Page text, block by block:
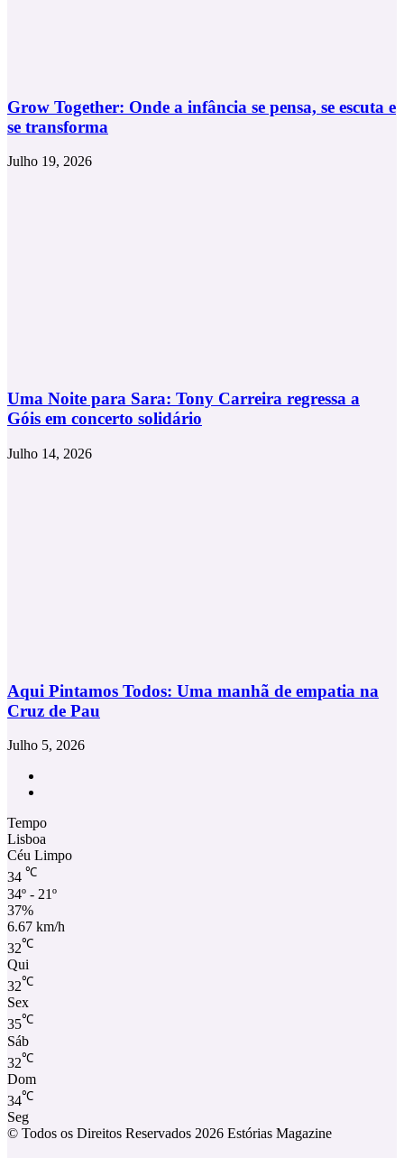
Grow Together: Onde a infância se pensa, se escuta e
se transforma
Julho 19, 2026
Uma Noite para Sara: Tony Carreira regressa a
Góis em concerto solidário
Julho 14, 2026
Aqui Pintamos Todos: Uma manhã de empatia na
Cruz de Pau
Julho 5, 2026
Tempo
Lisboa
Céu Limpo
34 ℃
34º - 21º
37%
6.67 km/h
32℃
Qui
32℃
Sex
35℃
Sáb
32℃
Dom
34℃
Seg
© Todos os Direitos Reservados 2026 Estórias Magazine